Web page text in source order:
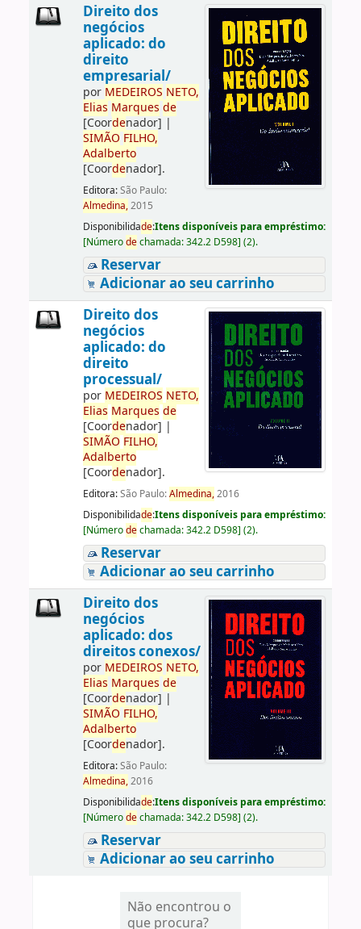
Direito dos
negócios
aplicado: do
direito
empresarial/
por MEDEIROS NETO,
Elias Marques de
[Coordenador] |
SIMÃO FILHO,
Adalberto
[Coordenador].
Editora:São Paulo:
Almedina,2015
Disponibilidade:Itens disponíveis para empréstimo:
[Númerodechamada:342.2 D598] (2).
Reservar
Adicionar ao seu carrinho
Direito dos
negócios
aplicado: do
direito
processual/
por MEDEIROS NETO,
Elias Marques de
[Coordenador] |
SIMÃO FILHO,
Adalberto
[Coordenador].
Editora:São Paulo:Almedina,2016
Disponibilidade:Itens disponíveis para empréstimo:
[Númerodechamada:342.2 D598] (2).
Reservar
Adicionar ao seu carrinho
Direito dos
negócios
aplicado: dos
direitos conexos/
por MEDEIROS NETO,
Elias Marques de
[Coordenador] |
SIMÃO FILHO,
Adalberto
[Coordenador].
Editora:São Paulo:
Almedina,2016
Disponibilidade:Itens disponíveis para empréstimo:
[Númerodechamada:342.2 D598] (2).
Reservar
Adicionar ao seu carrinho
Não encontrou o
que procura?